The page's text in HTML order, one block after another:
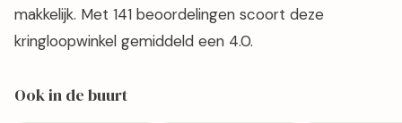
makkelijk. Met 141 beoordelingen scoort deze
kringloopwinkel gemiddeld een 4.0.
Ook in de buurt